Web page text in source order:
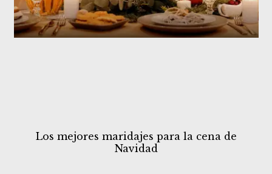
Los mejores maridajes para la cena de
Navidad